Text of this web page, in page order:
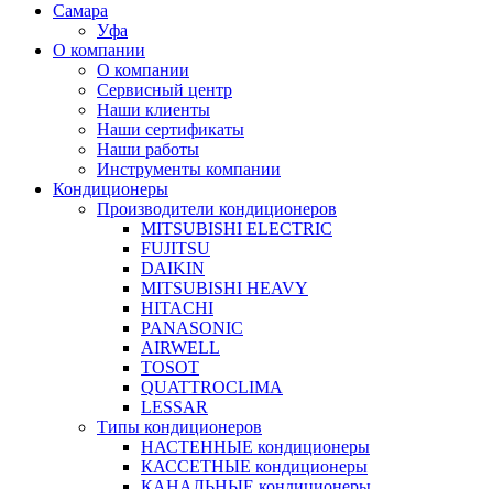
Самара
Уфа
О компании
О компании
Сервисный центр
Наши клиенты
Наши сертификаты
Наши работы
Инструменты компании
Кондиционеры
Производители кондиционеров
MITSUBISHI ELECTRIC
FUJITSU
DAIKIN
MITSUBISHI HEAVY
HITACHI
PANASONIC
AIRWELL
TOSOT
QUATTROCLIMA
LESSAR
Типы кондиционеров
НАСТЕННЫЕ кондиционеры
КАССЕТНЫЕ кондиционеры